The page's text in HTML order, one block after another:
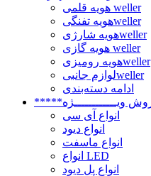
هویه قلمی weller
هویه تفنگیweller
هویه شارژیweller
هویه گازی weller
هویه رومیزیweller
لوازم جانبیweller
ادامه دسته‌بندی
انواع آی سی
انواع دیود
انواع ماسفت
انواع LED
انواع پل دیود